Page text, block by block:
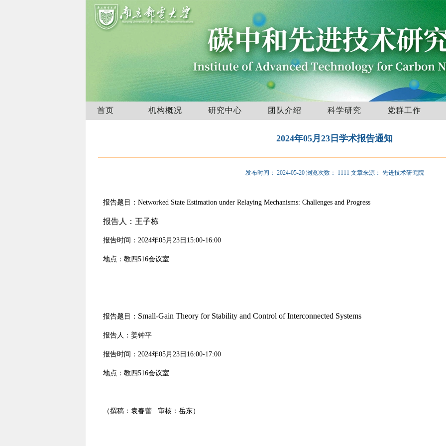
首页 机构概况 研究中心 团队介绍 科学研究 党群工作
2024年05月23日学术报告通知
发布时间： 2024-05-20 浏览次数： 1111 文章来源： 先进技术研究院
报告题目：Networked State Estimation under Relaying Mechanisms: Challenges and Progress
报告人：王子栋
报告时间： 2024年05月23 日 15:00-16:00
地点：教四516会议室
报告题目： Small-Gain Theory for Stability and Control of Interconnected Systems
报告人：姜钟平
报告时间： 2024年05月23 日 16:00-17:00
地点：教四516会议室
（撰稿：袁春蕾 审核：岳东）